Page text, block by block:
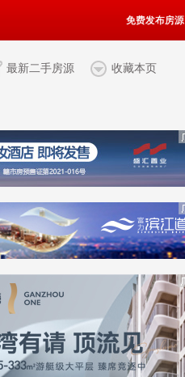
免费发布房源
最新二手房源 收藏本页